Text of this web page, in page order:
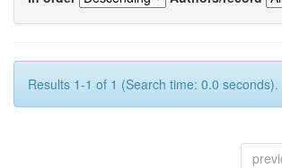
Results 1-1 of 1 (Search time: 0.0 seconds).